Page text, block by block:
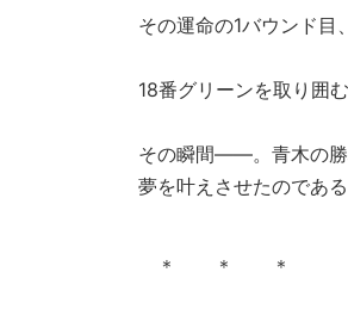
その運命の1バウンド目
18番グリーンを取り囲
その瞬間――。青木の勝
夢を叶えさせたのである
＊ ＊ ＊